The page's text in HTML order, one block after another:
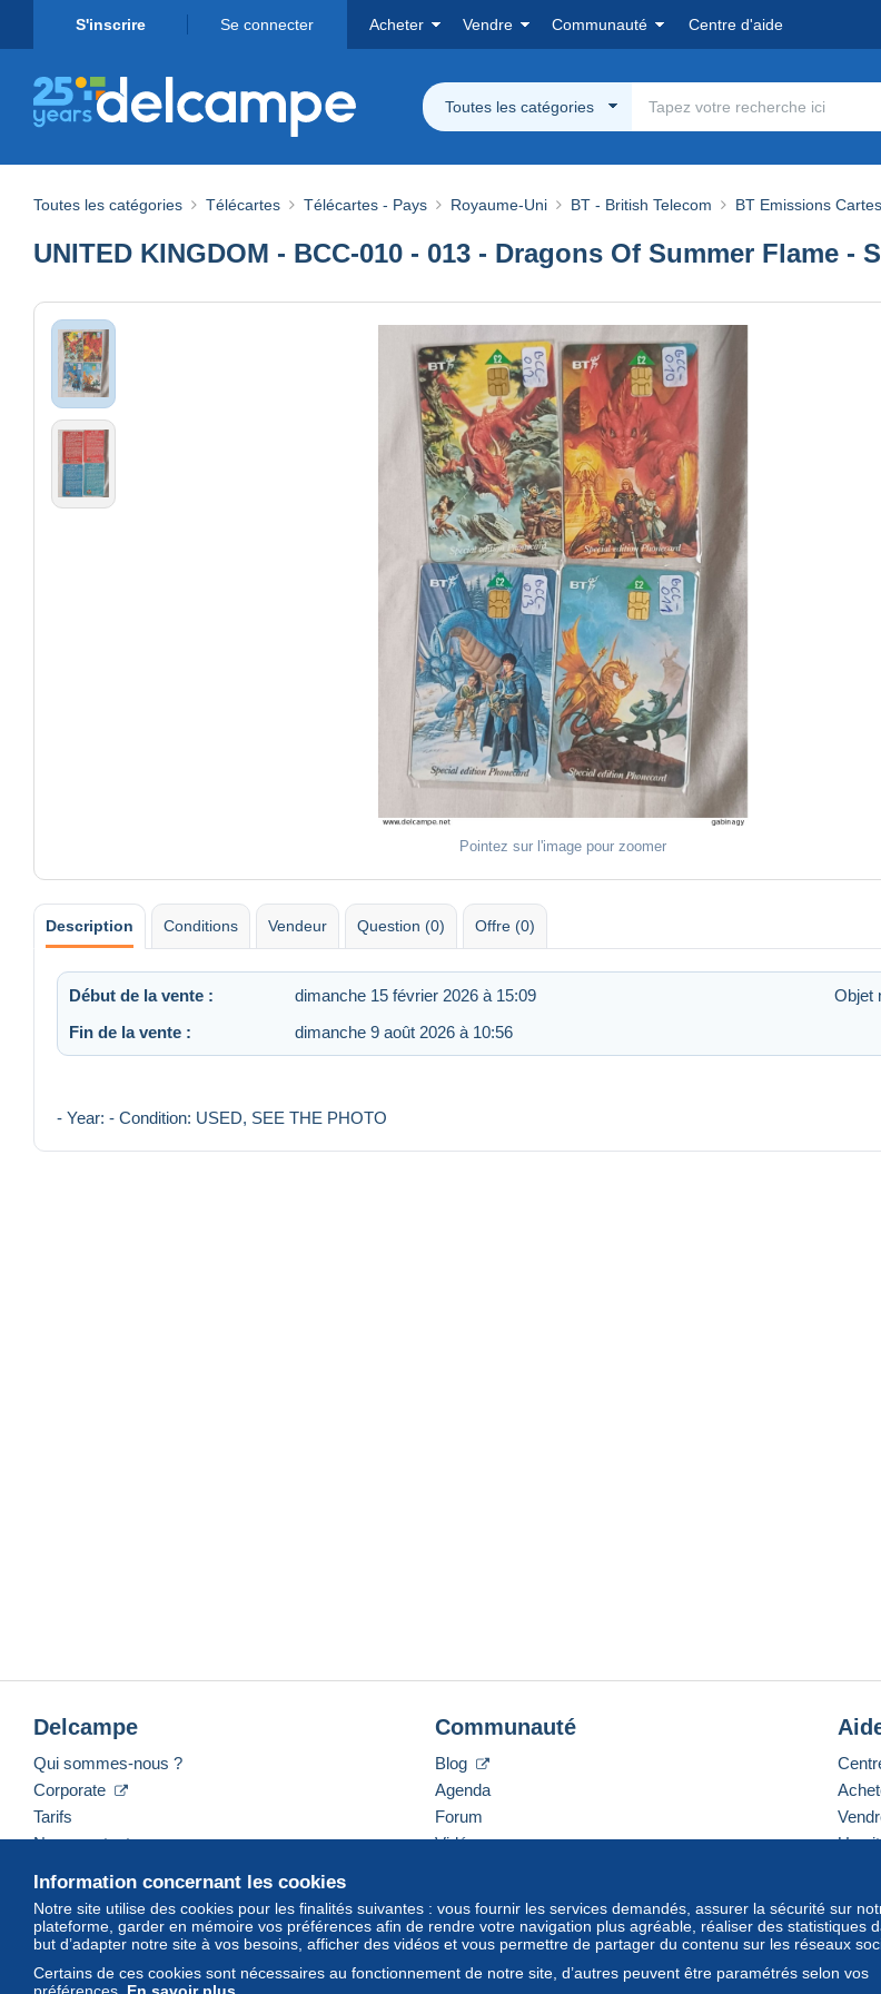
S'inscrire Se connecter Acheter Vendre Communauté Centre d'aide
Toutes les catégories
Toutes les catégories Télécartes Télécartes - Pays Royaume-Uni BT - British Telecom BT Emissions
UNITED KINGDOM - BCC-010 - 013 - Dragons Of Summer Flame -
Pointez sur l'image pour zoomer
Description Conditions Vendeur Question (0) Offre (0)
Début de la vente : dimanche 15 février 2026 à 15:09
Objet
Fin de la vente :
dimanche 9 août 2026 à 10:56
- Year: - Condition: USED, SEE THE PHOTO
Information concernant les cookies
Notre site utilise des cookies pour les finalités suivantes : vous fournir les services demandés, assurer la sécurité sur
plateforme, garder en mémoire vos préférences afin de rendre votre navigation plus agréable, réaliser des statistiques
but d’adapter notre site à vos besoins, afficher des vidéos et vous permettre de partager du contenu sur les réseaux
Certains de ces cookies sont nécessaires au fonctionnement de notre site, d’autres peuvent être paramétrés selon vos
préférences. En savoir plus
Delcampe
Qui sommes-nous ?
Corporate
Tarifs
Nous contacter
Communauté
Blog
Agenda
Forum
Vidéos
Un
Français USD America/Indiana/Vevay Mode standard